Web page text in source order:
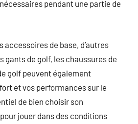
pendant une partie de
accessoires de base, d’autres
gants de golf, les chaussures de
golf peuvent également
et vos performances sur le
de bien choisir son
jouer dans des conditions